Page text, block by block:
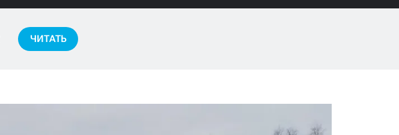
ЧИТАТЬ